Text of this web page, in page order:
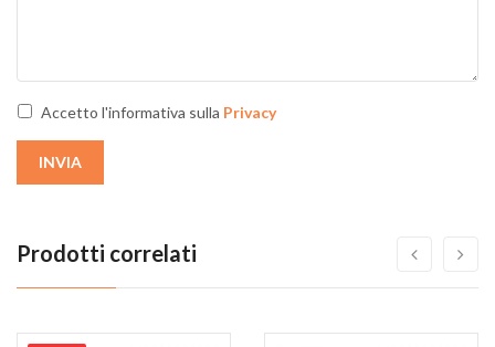
Accetto l'informativa sulla Privacy
INVIA
Prodotti correlati